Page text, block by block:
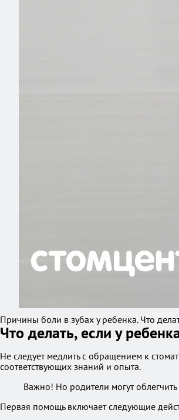
Причины боли в зубах у ребенка. Что
Что делать, если у
Не следует медлить с обращением к
соответствующих знаний и опыта.
Важно! Но родители могут
Первая помощь включает следующие